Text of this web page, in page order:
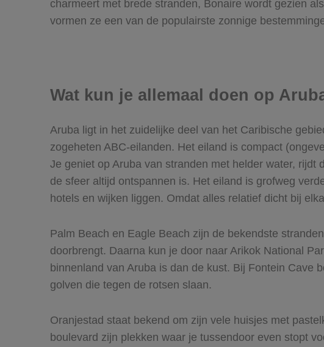
charmeert met brede stranden, Bonaire wordt gezien
vormen ze een van de populairste zonnige
Wat kun je allemaal doen op
Aruba ligt in het zuidelijke deel van het Caribische
zogeheten ABC-eilanden. Het eiland is compact
Je geniet op Aruba van stranden met helder water,
de sfeer altijd ontspannen is. Het eiland is grofweg
hotels en wijken liggen. Omdat alles relatief dicht bij
Palm Beach en Eagle Beach zijn de bekendste
doorbrengt. Daarna kun je door naar Arikok National
binnenland van Aruba is dan de kust. Bij Fontein Cave
golven die tegen de rotsen slaan.
Oranjestad staat bekend om zijn vele huisjes met
boulevard zijn plekken waar je tussendoor even stopt